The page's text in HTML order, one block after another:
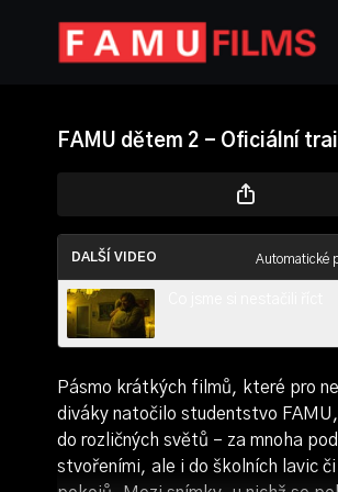
FAMU dětem 2 - Oficiální
DALŠÍ VIDEO Automatické
Pásmo krátkých filmů, které pro
diváky natočilo studentstvo
do rozličných světů – za mnoha
stvořeními, ale i do školních lavic